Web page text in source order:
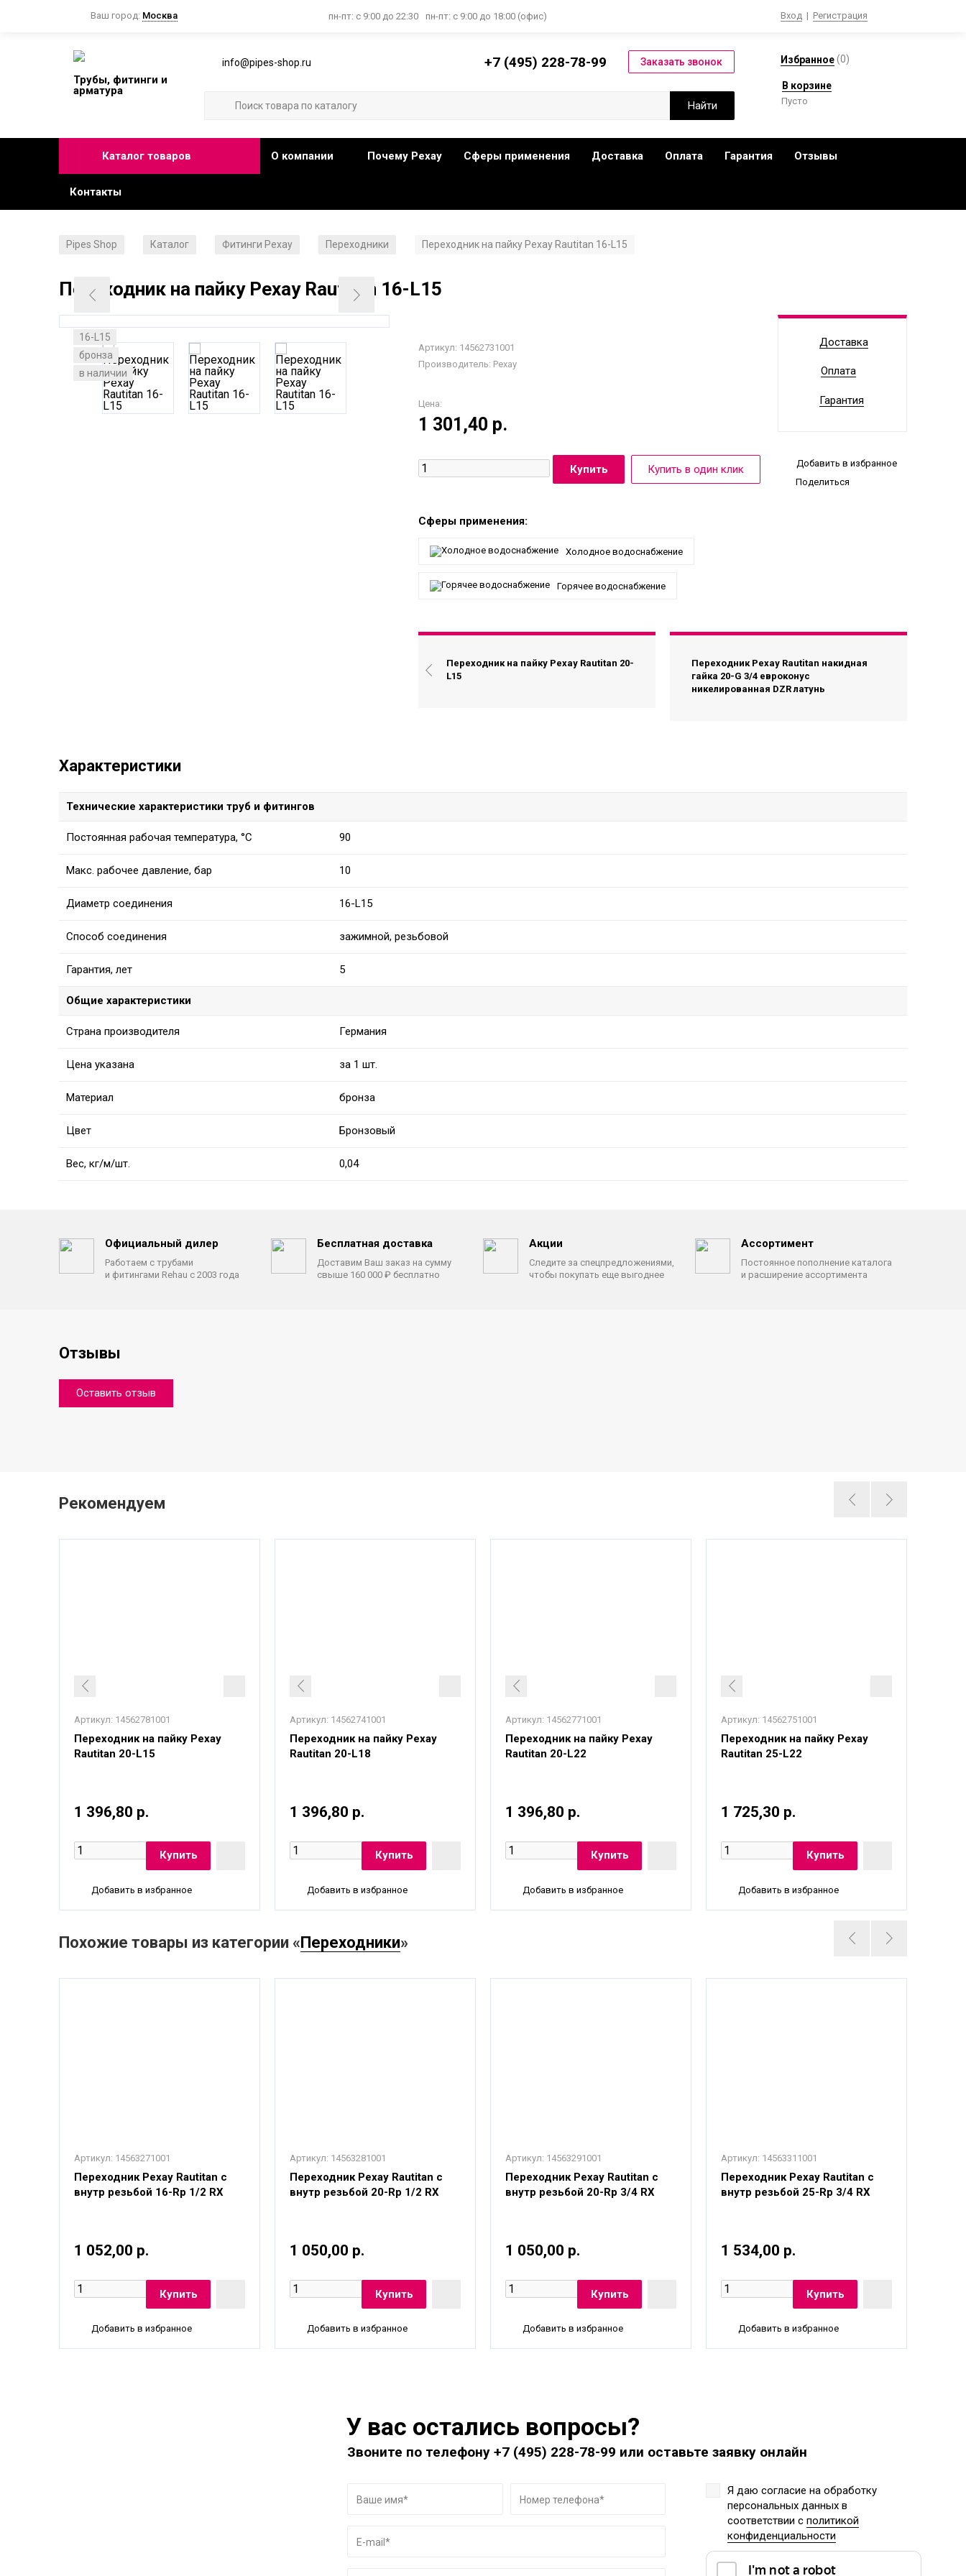
Ваш город: Москва пн-пт: с 9:00 до 22:30 пн-пт: с 9:00 до 18:00 (офис) Вход | Регистрация
Трубы, фитинги и
арматура
info@pipes-shop.ru +7 (495) 228-78-99 Избранное(0)
В корзине
Пусто
Каталог товаров О компании Почему Рехау Сферы применения Доставка Оплата Гарантия Отзывы
Контакты
Pipes Shop Каталог Фитинги Рехау Переходники Переходник на пайку Рехау Rautitan 16-L15
Переходник на пайку Рехау Rautitan 16-L15
16-L15
бронза
в наличии
Артикул: 14562731001
Производитель: Рехау
Цена:
1 301,40 р.
Доставка
Оплата
Гарантия
Добавить в избранное
Поделиться
Сферы применения:
Холодное водоснабжение
Горячее водоснабжение
Переходник на пайку Рехау Rautitan 20-
L15
Переходник Рехау Rautitan накидная
гайка 20-G 3/4 евроконус
никелированная DZR латунь
Характеристики
Технические характеристики труб и фитингов
Постоянная рабочая температура, °C 90
Макс. рабочее давление, бар 10
Диаметр соединения 16-L15
Способ соединения зажимной, резьбовой
Гарантия, лет 5
Общие характеристики
Страна производителя Германия
Цена указана за 1 шт.
Материал бронза
Цвет Бронзовый
Вес, кг/м/шт. 0,04
Официальный дилер
Работаем с трубами
и фитингами Rehau с 2003 года
Бесплатная доставка
Доставим Ваш заказ на сумму
свыше 160 000 ₽ бесплатно
Акции
Следите за спецпредложениями,
чтобы покупать еще выгоднее
Ассортимент
Постоянное пополнение каталога
и расширение ассортимента
Отзывы
Оставить отзыв
Рекомендуем
Артикул: 14562781001
Переходник на пайку Рехау
Rautitan 20-L15
1 396,80 р.
Добавить в избранное
Артикул: 14562741001
Переходник на пайку Рехау
Rautitan 20-L18
1 396,80 р.
Добавить в избранное
Артикул: 14562771001
Переходник на пайку Рехау
Rautitan 20-L22
1 396,80 р.
Добавить в избранное
Артикул: 14562751001
Переходник на пайку Рехау
Rautitan 25-L22
1 725,30 р.
Добавить в избранное
Похожие товары из категории «Переходники»
Артикул: 14563271001
Переходник Рехау Rautitan с
внутр резьбой 16-Rp 1/2 RX
1 052,00 р.
Добавить в избранное
Артикул: 14563281001
Переходник Рехау Rautitan с
внутр резьбой 20-Rp 1/2 RX
1 050,00 р.
Добавить в избранное
Артикул: 14563291001
Переходник Рехау Rautitan с
внутр резьбой 20-Rp 3/4 RX
1 050,00 р.
Добавить в избранное
Артикул: 14563311001
Переходник Рехау Rautitan с
внутр резьбой 25-Rp 3/4 RX
1 534,00 р.
Добавить в избранное
У вас остались вопросы?
Звоните по телефону+7 (495) 228-78-99 или оставьте заявку онлайн
Я даю согласие на обработку
персональных данных в
соответствии с политикой
конфиденциальности